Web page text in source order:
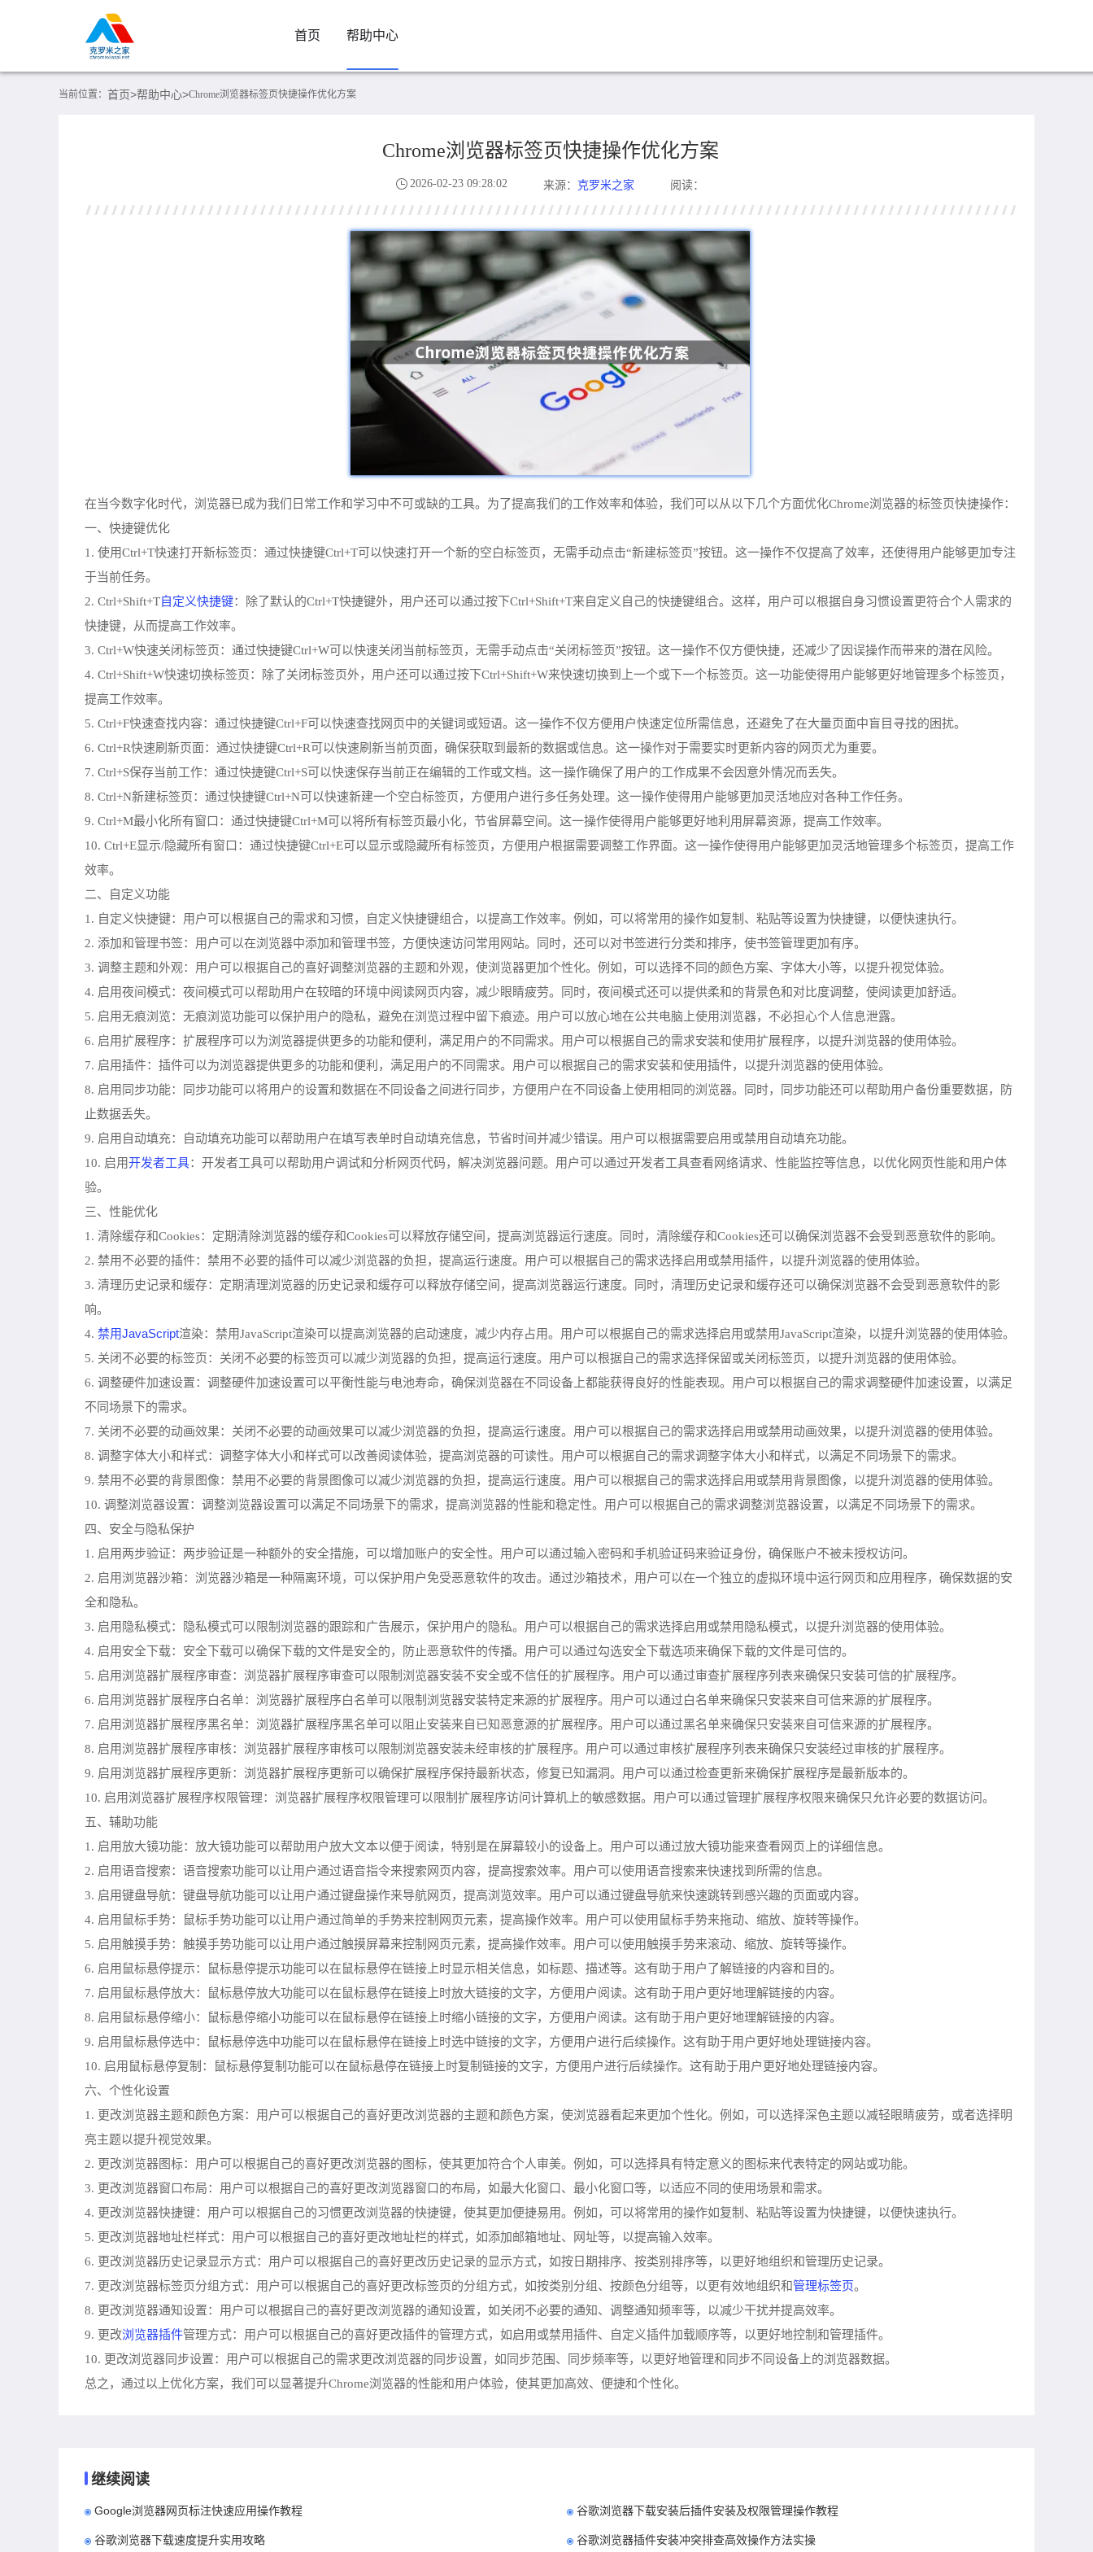
首页 帮助中心
当前位置： 首页>帮助中心>Chrome浏览器标签页快捷操作优化方案
Chrome浏览器标签页快捷操作优化方案
2026-02-23 09:28:02 来源： 克罗米之家 阅读：
在当今数字化时代，浏览器已成为我们日常工作和学习中不可或缺的工具。为了提高我们的工作效率和体验，我们可以从以下几个方面优化Chrome浏览器的标签页快捷操作：
一、快捷键优化
1. 使用Ctrl+T快速打开新标签页：通过快捷键Ctrl+T可以快速打开一个新的空白标签页，无需手动点击“新建标签页”按钮。这一操作不仅提高了效率，还使得用户能够更加专注
于当前任务。
2. Ctrl+Shift+T自定义快捷键：除了默认的Ctrl+T快捷键外，用户还可以通过按下Ctrl+Shift+T来自定义自己的快捷键组合。这样，用户可以根据自身习惯设置更符合个人需求的
快捷键，从而提高工作效率。
3. Ctrl+W快速关闭标签页：通过快捷键Ctrl+W可以快速关闭当前标签页，无需手动点击“关闭标签页”按钮。这一操作不仅方便快捷，还减少了因误操作而带来的潜在风险。
4. Ctrl+Shift+W快速切换标签页：除了关闭标签页外，用户还可以通过按下Ctrl+Shift+W来快速切换到上一个或下一个标签页。这一功能使得用户能够更好地管理多个标签页，
提高工作效率。
5. Ctrl+F快速查找内容：通过快捷键Ctrl+F可以快速查找网页中的关键词或短语。这一操作不仅方便用户快速定位所需信息，还避免了在大量页面中盲目寻找的困扰。
6. Ctrl+R快速刷新页面：通过快捷键Ctrl+R可以快速刷新当前页面，确保获取到最新的数据或信息。这一操作对于需要实时更新内容的网页尤为重要。
7. Ctrl+S保存当前工作：通过快捷键Ctrl+S可以快速保存当前正在编辑的工作或文档。这一操作确保了用户的工作成果不会因意外情况而丢失。
8. Ctrl+N新建标签页：通过快捷键Ctrl+N可以快速新建一个空白标签页，方便用户进行多任务处理。这一操作使得用户能够更加灵活地应对各种工作任务。
9. Ctrl+M最小化所有窗口：通过快捷键Ctrl+M可以将所有标签页最小化，节省屏幕空间。这一操作使得用户能够更好地利用屏幕资源，提高工作效率。
10. Ctrl+E显示/隐藏所有窗口：通过快捷键Ctrl+E可以显示或隐藏所有标签页，方便用户根据需要调整工作界面。这一操作使得用户能够更加灵活地管理多个标签页，提高工作
效率。
二、自定义功能
1. 自定义快捷键：用户可以根据自己的需求和习惯，自定义快捷键组合，以提高工作效率。例如，可以将常用的操作如复制、粘贴等设置为快捷键，以便快速执行。
2. 添加和管理书签：用户可以在浏览器中添加和管理书签，方便快速访问常用网站。同时，还可以对书签进行分类和排序，使书签管理更加有序。
3. 调整主题和外观：用户可以根据自己的喜好调整浏览器的主题和外观，使浏览器更加个性化。例如，可以选择不同的颜色方案、字体大小等，以提升视觉体验。
4. 启用夜间模式：夜间模式可以帮助用户在较暗的环境中阅读网页内容，减少眼睛疲劳。同时，夜间模式还可以提供柔和的背景色和对比度调整，使阅读更加舒适。
5. 启用无痕浏览：无痕浏览功能可以保护用户的隐私，避免在浏览过程中留下痕迹。用户可以放心地在公共电脑上使用浏览器，不必担心个人信息泄露。
6. 启用扩展程序：扩展程序可以为浏览器提供更多的功能和便利，满足用户的不同需求。用户可以根据自己的需求安装和使用扩展程序，以提升浏览器的使用体验。
7. 启用插件：插件可以为浏览器提供更多的功能和便利，满足用户的不同需求。用户可以根据自己的需求安装和使用插件，以提升浏览器的使用体验。
8. 启用同步功能：同步功能可以将用户的设置和数据在不同设备之间进行同步，方便用户在不同设备上使用相同的浏览器。同时，同步功能还可以帮助用户备份重要数据，防
止数据丢失。
9. 启用自动填充：自动填充功能可以帮助用户在填写表单时自动填充信息，节省时间并减少错误。用户可以根据需要启用或禁用自动填充功能。
10. 启用开发者工具：开发者工具可以帮助用户调试和分析网页代码，解决浏览器问题。用户可以通过开发者工具查看网络请求、性能监控等信息，以优化网页性能和用户体
验。
三、性能优化
1. 清除缓存和Cookies：定期清除浏览器的缓存和Cookies可以释放存储空间，提高浏览器运行速度。同时，清除缓存和Cookies还可以确保浏览器不会受到恶意软件的影响。
2. 禁用不必要的插件：禁用不必要的插件可以减少浏览器的负担，提高运行速度。用户可以根据自己的需求选择启用或禁用插件，以提升浏览器的使用体验。
3. 清理历史记录和缓存：定期清理浏览器的历史记录和缓存可以释放存储空间，提高浏览器运行速度。同时，清理历史记录和缓存还可以确保浏览器不会受到恶意软件的影
响。
4. 禁用JavaScript渲染：禁用JavaScript渲染可以提高浏览器的启动速度，减少内存占用。用户可以根据自己的需求选择启用或禁用JavaScript渲染，以提升浏览器的使用体验。
5. 关闭不必要的标签页：关闭不必要的标签页可以减少浏览器的负担，提高运行速度。用户可以根据自己的需求选择保留或关闭标签页，以提升浏览器的使用体验。
6. 调整硬件加速设置：调整硬件加速设置可以平衡性能与电池寿命，确保浏览器在不同设备上都能获得良好的性能表现。用户可以根据自己的需求调整硬件加速设置，以满足
不同场景下的需求。
7. 关闭不必要的动画效果：关闭不必要的动画效果可以减少浏览器的负担，提高运行速度。用户可以根据自己的需求选择启用或禁用动画效果，以提升浏览器的使用体验。
8. 调整字体大小和样式：调整字体大小和样式可以改善阅读体验，提高浏览器的可读性。用户可以根据自己的需求调整字体大小和样式，以满足不同场景下的需求。
9. 禁用不必要的背景图像：禁用不必要的背景图像可以减少浏览器的负担，提高运行速度。用户可以根据自己的需求选择启用或禁用背景图像，以提升浏览器的使用体验。
10. 调整浏览器设置：调整浏览器设置可以满足不同场景下的需求，提高浏览器的性能和稳定性。用户可以根据自己的需求调整浏览器设置，以满足不同场景下的需求。
四、安全与隐私保护
1. 启用两步验证：两步验证是一种额外的安全措施，可以增加账户的安全性。用户可以通过输入密码和手机验证码来验证身份，确保账户不被未授权访问。
2. 启用浏览器沙箱：浏览器沙箱是一种隔离环境，可以保护用户免受恶意软件的攻击。通过沙箱技术，用户可以在一个独立的虚拟环境中运行网页和应用程序，确保数据的安
全和隐私。
3. 启用隐私模式：隐私模式可以限制浏览器的跟踪和广告展示，保护用户的隐私。用户可以根据自己的需求选择启用或禁用隐私模式，以提升浏览器的使用体验。
4. 启用安全下载：安全下载可以确保下载的文件是安全的，防止恶意软件的传播。用户可以通过勾选安全下载选项来确保下载的文件是可信的。
5. 启用浏览器扩展程序审查：浏览器扩展程序审查可以限制浏览器安装不安全或不信任的扩展程序。用户可以通过审查扩展程序列表来确保只安装可信的扩展程序。
6. 启用浏览器扩展程序白名单：浏览器扩展程序白名单可以限制浏览器安装特定来源的扩展程序。用户可以通过白名单来确保只安装来自可信来源的扩展程序。
7. 启用浏览器扩展程序黑名单：浏览器扩展程序黑名单可以阻止安装来自已知恶意源的扩展程序。用户可以通过黑名单来确保只安装来自可信来源的扩展程序。
8. 启用浏览器扩展程序审核：浏览器扩展程序审核可以限制浏览器安装未经审核的扩展程序。用户可以通过审核扩展程序列表来确保只安装经过审核的扩展程序。
9. 启用浏览器扩展程序更新：浏览器扩展程序更新可以确保扩展程序保持最新状态，修复已知漏洞。用户可以通过检查更新来确保扩展程序是最新版本的。
10. 启用浏览器扩展程序权限管理：浏览器扩展程序权限管理可以限制扩展程序访问计算机上的敏感数据。用户可以通过管理扩展程序权限来确保只允许必要的数据访问。
五、辅助功能
1. 启用放大镜功能：放大镜功能可以帮助用户放大文本以便于阅读，特别是在屏幕较小的设备上。用户可以通过放大镜功能来查看网页上的详细信息。
2. 启用语音搜索：语音搜索功能可以让用户通过语音指令来搜索网页内容，提高搜索效率。用户可以使用语音搜索来快速找到所需的信息。
3. 启用键盘导航：键盘导航功能可以让用户通过键盘操作来导航网页，提高浏览效率。用户可以通过键盘导航来快速跳转到感兴趣的页面或内容。
4. 启用鼠标手势：鼠标手势功能可以让用户通过简单的手势来控制网页元素，提高操作效率。用户可以使用鼠标手势来拖动、缩放、旋转等操作。
5. 启用触摸手势：触摸手势功能可以让用户通过触摸屏幕来控制网页元素，提高操作效率。用户可以使用触摸手势来滚动、缩放、旋转等操作。
6. 启用鼠标悬停提示：鼠标悬停提示功能可以在鼠标悬停在链接上时显示相关信息，如标题、描述等。这有助于用户了解链接的内容和目的。
7. 启用鼠标悬停放大：鼠标悬停放大功能可以在鼠标悬停在链接上时放大链接的文字，方便用户阅读。这有助于用户更好地理解链接的内容。
8. 启用鼠标悬停缩小：鼠标悬停缩小功能可以在鼠标悬停在链接上时缩小链接的文字，方便用户阅读。这有助于用户更好地理解链接的内容。
9. 启用鼠标悬停选中：鼠标悬停选中功能可以在鼠标悬停在链接上时选中链接的文字，方便用户进行后续操作。这有助于用户更好地处理链接内容。
10. 启用鼠标悬停复制：鼠标悬停复制功能可以在鼠标悬停在链接上时复制链接的文字，方便用户进行后续操作。这有助于用户更好地处理链接内容。
六、个性化设置
1. 更改浏览器主题和颜色方案：用户可以根据自己的喜好更改浏览器的主题和颜色方案，使浏览器看起来更加个性化。例如，可以选择深色主题以减轻眼睛疲劳，或者选择明
亮主题以提升视觉效果。
2. 更改浏览器图标：用户可以根据自己的喜好更改浏览器的图标，使其更加符合个人审美。例如，可以选择具有特定意义的图标来代表特定的网站或功能。
3. 更改浏览器窗口布局：用户可以根据自己的喜好更改浏览器窗口的布局，如最大化窗口、最小化窗口等，以适应不同的使用场景和需求。
4. 更改浏览器快捷键：用户可以根据自己的习惯更改浏览器的快捷键，使其更加便捷易用。例如，可以将常用的操作如复制、粘贴等设置为快捷键，以便快速执行。
5. 更改浏览器地址栏样式：用户可以根据自己的喜好更改地址栏的样式，如添加邮箱地址、网址等，以提高输入效率。
6. 更改浏览器历史记录显示方式：用户可以根据自己的喜好更改历史记录的显示方式，如按日期排序、按类别排序等，以更好地组织和管理历史记录。
7. 更改浏览器标签页分组方式：用户可以根据自己的喜好更改标签页的分组方式，如按类别分组、按颜色分组等，以更有效地组织和管理标签页。
8. 更改浏览器通知设置：用户可以根据自己的喜好更改浏览器的通知设置，如关闭不必要的通知、调整通知频率等，以减少干扰并提高效率。
9. 更改浏览器插件管理方式：用户可以根据自己的喜好更改插件的管理方式，如启用或禁用插件、自定义插件加载顺序等，以更好地控制和管理插件。
10. 更改浏览器同步设置：用户可以根据自己的需求更改浏览器的同步设置，如同步范围、同步频率等，以更好地管理和同步不同设备上的浏览器数据。
总之，通过以上优化方案，我们可以显著提升Chrome浏览器的性能和用户体验，使其更加高效、便捷和个性化。
继续阅读
Google浏览器网页标注快速应用操作教程 谷歌浏览器下载安装后插件安装及权限管理操作教程
谷歌浏览器下载速度提升实用攻略 谷歌浏览器插件安装冲突排查高效操作方法实操